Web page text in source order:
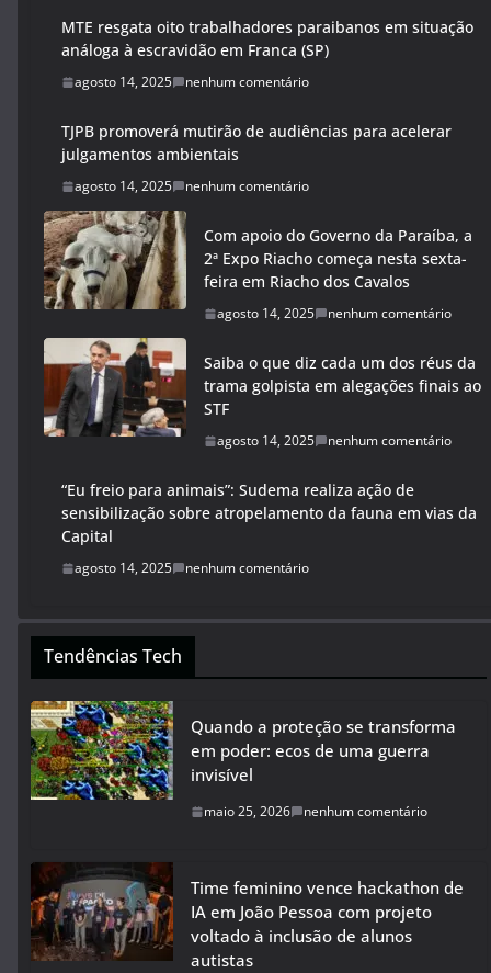
MTE resgata oito trabalhadores paraibanos em situação
análoga à escravidão em Franca (SP)
agosto 14, 2025 nenhum comentário
TJPB promoverá mutirão de audiências para acelerar
julgamentos ambientais
agosto 14, 2025 nenhum comentário
Com apoio do Governo da Paraíba, a
2ª Expo Riacho começa nesta sexta-
feira em Riacho dos Cavalos
agosto 14, 2025 nenhum comentário
Saiba o que diz cada um dos réus da
trama golpista em alegações finais ao
STF
agosto 14, 2025 nenhum comentário
“Eu freio para animais”: Sudema realiza ação de
sensibilização sobre atropelamento da fauna em vias da
Capital
agosto 14, 2025 nenhum comentário
Tendências Tech
Quando a proteção se transforma
em poder: ecos de uma guerra
invisível
maio 25, 2026 nenhum comentário
Time feminino vence hackathon de
IA em João Pessoa com projeto
voltado à inclusão de alunos
autistas